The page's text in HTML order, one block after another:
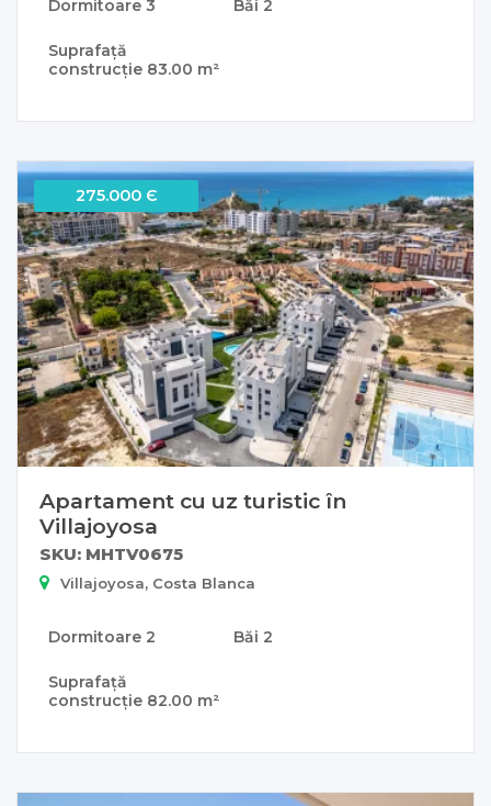
Dormitoare 3 Băi 2
Suprafață
construcție 83.00 m²
275.000 Є
Apartament cu uz turistic în
Villajoyosa
SKU: MHTV0675
Villajoyosa, Costa Blanca
Dormitoare 2 Băi 2
Suprafață
construcție 82.00 m²